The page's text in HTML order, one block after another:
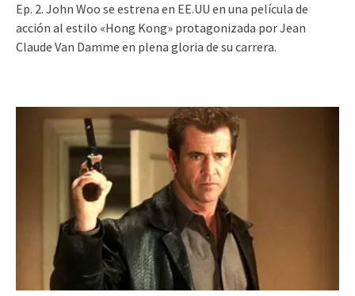
Ep. 2. John Woo se estrena en EE.UU en una película de
acción al estilo «Hong Kong» protagonizada por Jean
Claude Van Damme en plena gloria de su carrera.